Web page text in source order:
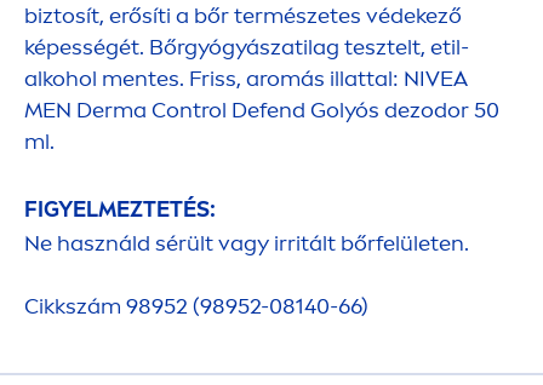
biztosít, erősíti a bőr természetes védekező
képességét. Bőrgyógyászatilag tesztelt, etil-
alkohol mentes. Friss, aromás illattal: NIVEA
MEN Derma Control Defend Golyós dezodor 50
ml.
FIGYELMEZTETÉS:
Ne használd sérült vagy irritált bőrfelületen.
Cikkszám 98952 (98952-08140-66)